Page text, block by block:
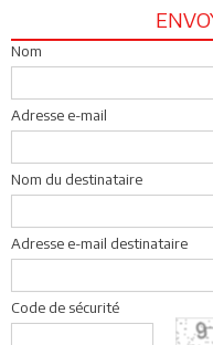
Nom
Adresse e-mail
Nom du destinataire
Adresse e-mail destinataire
Code de sécurité